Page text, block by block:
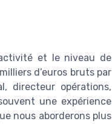
et le niveau de
d’euros bruts par
directeur opérations,
une expérience
nous aborderons plus